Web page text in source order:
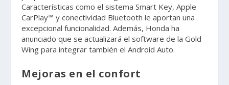
Características como el sistema Smart Key, Apple
CarPlay™ y conectividad Bluetooth le aportan una
excepcional funcionalidad. Además, Honda ha
anunciado que se actualizará el software de la Gold
Wing para integrar también el Android Auto.
Mejoras en el confort